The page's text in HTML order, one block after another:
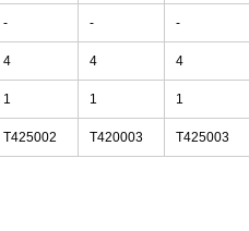
- - -
4 4 4
1 1 1
T425002 T420003 T425003